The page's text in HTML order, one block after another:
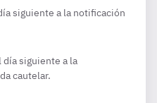
siguiente a la notificación
día siguiente a la
cautelar.